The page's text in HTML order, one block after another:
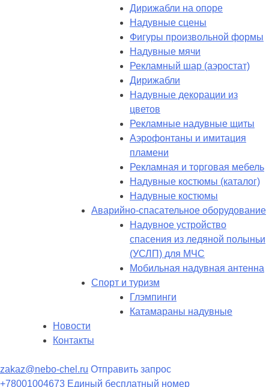
Дирижабли на опоре
Надувные сцены
Фигуры произвольной формы
Надувные мячи
Рекламный шар (аэростат)
Дирижабли
Надувные декорации из
цветов
Рекламные надувные щиты
Аэрофонтаны и имитация
пламени
Рекламная и торговая мебель
Надувные костюмы (каталог)
Надувные костюмы
Аварийно-спасательное оборудование
Надувное устройство
спасения из ледяной полыньи
(УСЛП) для МЧС
Мобильная надувная антенна
Спорт и туризм
Глэмпинги
Катамараны надувные
Новости
Контакты
zakaz@nebo-chel.ru Отправить запрос
+78001004673 Единый бесплатный номер